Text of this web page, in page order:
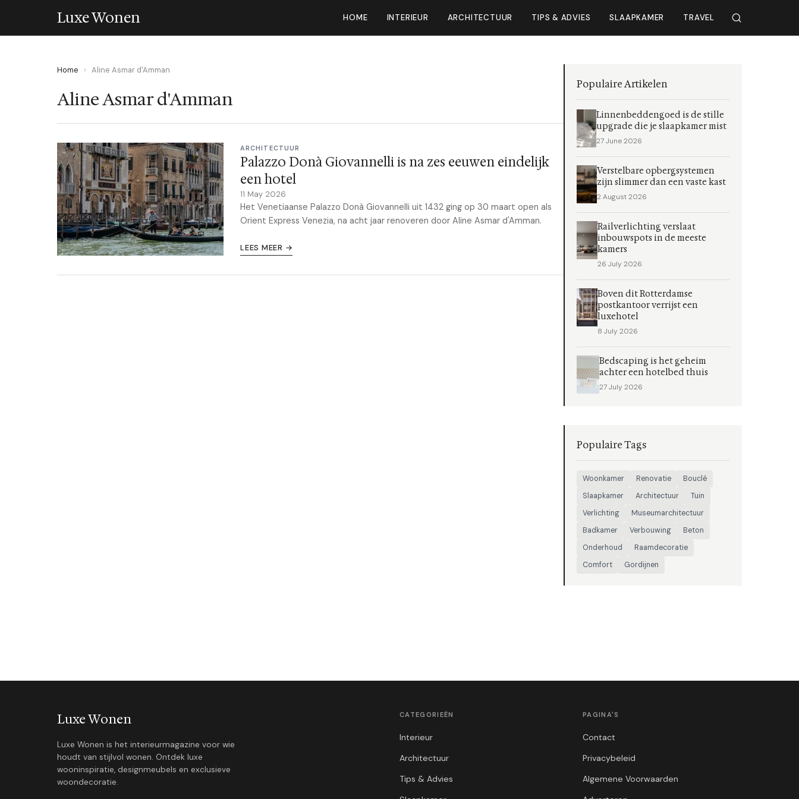
Luxe Wonen HOME INTERIEUR ARCHITECTUUR TIPS & ADVIES SLAAPKAMER TRAVEL
Home › Aline Asmar d'Amman
Aline Asmar d'Amman
ARCHITECTUUR
Palazzo Donà Giovannelli is na zes eeuwen eindelijk
een hotel
11 May 2026
Het Venetiaanse Palazzo Donà Giovannelli uit 1432 ging op 30 maart open als
Orient Express Venezia, na acht jaar renoveren door Aline Asmar d'Amman.
LEES MEER →
Populaire Artikelen
Linnenbeddengoed is de stille
upgrade die je slaapkamer mist
27 June 2026
Verstelbare opbergsystemen
zijn slimmer dan een vaste kast
2 August 2026
Railverlichting verslaat
inbouwspots in de meeste
kamers
26 July 2026
Boven dit Rotterdamse
postkantoor verrijst een
luxehotel
8 July 2026
Bedscaping is het geheim
achter een hotelbed thuis
27 July 2026
Populaire Tags
Woonkamer Renovatie
Bouclé
Slaapkamer
Architectuur
Tuin
Verlichting
Museumarchitectuur
Badkamer
Verbouwing
Beton
Onderhoud
Raamdecoratie
Comfort
Gordijnen
Luxe Wonen
Luxe Wonen is het interieurmagazine voor wie
houdt van stijlvol wonen. Ontdek luxe
wooninspiratie, designmeubels en exclusieve
woondecoratie.
CATEGORIEËN
Interieur
Architectuur
Tips & Advies
PAGINA'S
Contact
Privacybeleid
Algemene Voorwaarden